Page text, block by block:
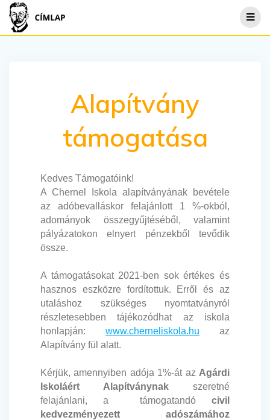
Alapítvány
támogatása
Kedves Támogatóink!
A Chernel Iskola alapítványának bevétele
az adóbevalláskor felajánlott 1 %-okból,
adományok összegyűjtéséből, valamint
pályázatokon elnyert pénzekből tevődik
össze.
A támogatásokat 2021-ben sok értékes és
hasznos eszközre fordítottuk. Erről és az
utaláshoz szükséges nyomtatványról
részletesebben tájékozódhat az iskola
honlapján: www.cherneliskola.hu az
Alapítvány fül alatt.
Kérjük, amennyiben adója 1%-át az Agárdi
Iskoláért Alapítványnak szeretné
felajánlani, a támogatandó civil
kedvezményezett adószámához